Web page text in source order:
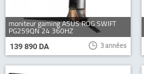
moniteur gaming ASUS ROG SWIFT
PG259QN 24 360HZ
139 890 DA 3 années